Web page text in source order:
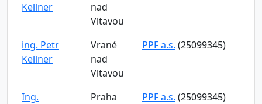
Kellner
nad
Vltavou
ing. Petr
Kellner
Vrané
nad
Vltavou
PPF a.s. (25099345)
Ing.
Praha PPF a.s. (25099345)